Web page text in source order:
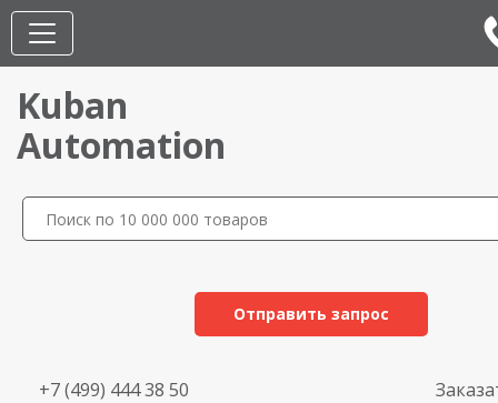
Kuban
Automation
Отправить запрос
+7 (499) 444 38 50